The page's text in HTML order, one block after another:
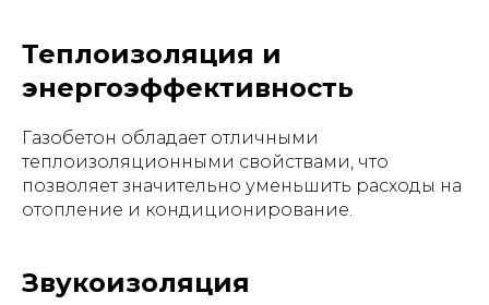
Теплоизоляция и
энергоэффективность
Газобетон обладает отличными
теплоизоляционными свойствами, что
позволяет значительно уменьшить расходы на
отопление и кондиционирование.
Звукоизоляция